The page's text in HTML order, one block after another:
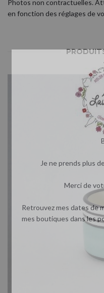
Photos non contractuelles.
en fonction des réglages de
Je ne prends plus
Merci de
Retrouvez mes dates de
mes boutiques dans les